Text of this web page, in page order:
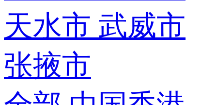
天水市 武威市
张掖市